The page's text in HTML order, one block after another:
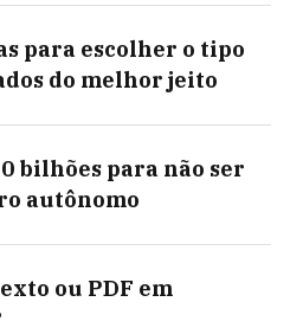
para escolher o tipo
do melhor jeito
bilhões para não ser
autônomo
ou PDF em